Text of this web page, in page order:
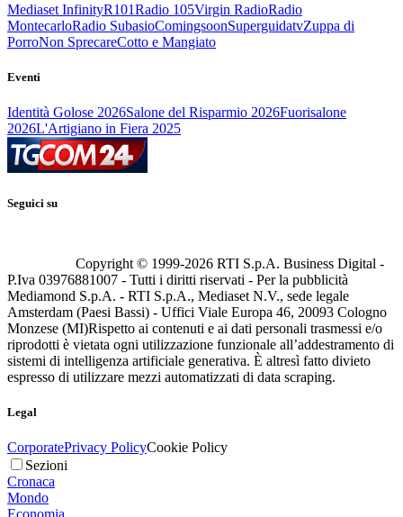
Mediaset InfinityR101Radio 105Virgin RadioRadio
MontecarloRadio SubasioComingsoonSuperguidatvZuppa di
PorroNon SprecareCotto e Mangiato
Eventi
Identità Golose 2026Salone del Risparmio 2026Fuorisalone
2026L'Artigiano in Fiera 2025
Seguici su
Copyright © 1999-2026 RTI S.p.A. Business Digital -
P.Iva 03976881007 - Tutti i diritti riservati - Per la pubblicità
Mediamond S.p.A. - RTI S.p.A., Mediaset N.V., sede legale
Amsterdam (Paesi Bassi) - Uffici Viale Europa 46, 20093 Cologno
Monzese (MI)Rispetto ai contenuti e ai dati personali trasmessi e/o
riprodotti è vietata ogni utilizzazione funzionale all’addestramento di
sistemi di intelligenza artificiale generativa. È altresì fatto divieto
espresso di utilizzare mezzi automatizzati di data scraping.
Legal
CorporatePrivacy PolicyCookie Policy
Sezioni
Cronaca
Mondo
Economia